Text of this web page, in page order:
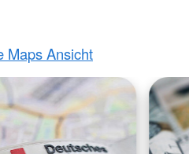
Maps Ansicht